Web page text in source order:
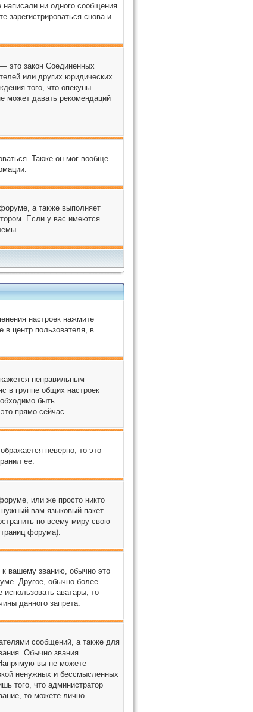
ни одного сообщения.
зарегистрироваться снова и
это закон Соединенных
или других юридических
того, что опекуны
может давать рекомендаций
Также он мог вообще
а также выполняет
Если у вас имеются
настроек нажмите
в центр пользователя, в
неправильным
в группе общих настроек
быть
прямо сейчас.
неверно, то это
ее.
или же просто никто
вам языковый пакет.
по всему миру свою
форума).
к вашему званию, обычно это
Другое, обычно более
аватары, то
данного запрета.
сообщений, а также для
Обычно звания
вы не можете
ненужных и бессмысленных
того, что администратор
то можете лично